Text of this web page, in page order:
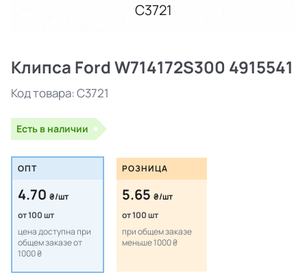
C3721
Клипса Ford W714172S300 4915541
Код товара:C3721
Есть в наличии
ОПТ
4.70 ₴/шт
от 100 шт
цена доступна при
общем заказе от
1000 ₴
РОЗНИЦА
5.65 ₴/шт
от 100 шт
при общем заказе
меньше 1000 ₴